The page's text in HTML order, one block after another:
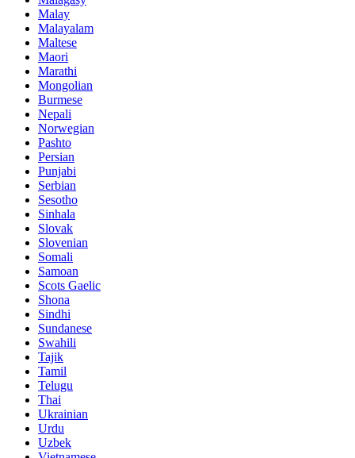
Malay
Malayalam
Maltese
Maori
Marathi
Mongolian
Burmese
Nepali
Norwegian
Pashto
Persian
Punjabi
Serbian
Sesotho
Sinhala
Slovak
Slovenian
Somali
Samoan
Scots Gaelic
Shona
Sindhi
Sundanese
Swahili
Tajik
Tamil
Telugu
Thai
Ukrainian
Urdu
Uzbek